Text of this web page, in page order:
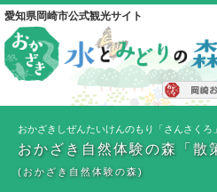
愛知県岡崎市公式観光サイト
おかざきしぜんたいけんのもり「さんさくろ
おかざき自然体験の森「散
(おかざき自然体験の森)